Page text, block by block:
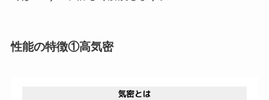
性能の特徴①高気密